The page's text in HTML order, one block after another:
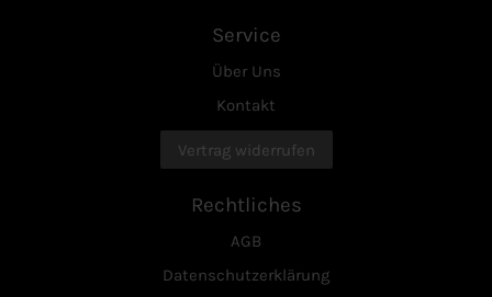
Service
Über Uns
Kontakt
Vertrag widerrufen
Rechtliches
AGB
Datenschutzerklärung